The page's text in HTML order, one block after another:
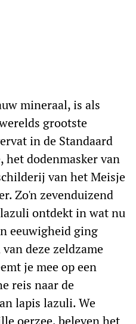
mineraal, is als
grootste
in de Standaard
het dodenmasker van
van het Meisje
Zo'n zevenduizend
ontdekt in wat nu
eeuwigheid ging
deze zeldzame
je mee op een
reis naar de
lapis lazuli. We
oerzee, beleven het